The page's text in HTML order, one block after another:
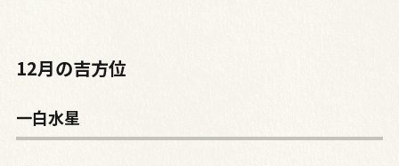
12月の吉方位
一白水星